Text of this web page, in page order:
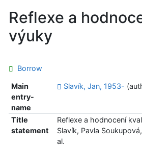
Reflexe a
výuky
Borrow
Main
entry-
name
Slavík, Jan, 1953-
Title
statement
Reflexe a hodnocení
Slavík, Pavla
al.